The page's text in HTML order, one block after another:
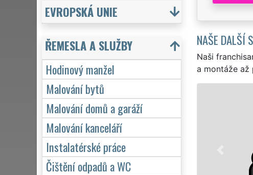
NAŠE DALŠÍ
Naši
a montáže až
EXTRA MANŽEL pro
hodinového manžela
přivrtání poličky, až po
zárukou kvalitně
EVROPSKÁ UNIE
ŘEMESLA A SLUŽBY
Hodinový manžel
Malování bytů
Malování domů a garáží
Malování kanceláří
Instalatérské práce
Čištění odpadů a WC